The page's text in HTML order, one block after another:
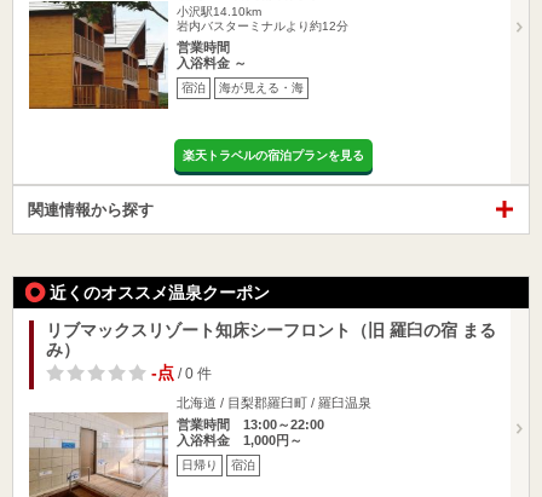
小沢駅14.10km
岩内バスターミナルより約12分
営業時間
入浴料金 ～
宿泊 海が見える・海
楽天トラベルの宿泊プランを見る
関連情報から探す
近くのオススメ温泉クーポン
リブマックスリゾート知床シーフロント（旧 羅臼の宿 まる
み）
-点/ 0 件
北海道 / 目梨郡羅臼町 / 羅臼温泉
営業時間 13:00～22:00
入浴料金 1,000円～
日帰り 宿泊